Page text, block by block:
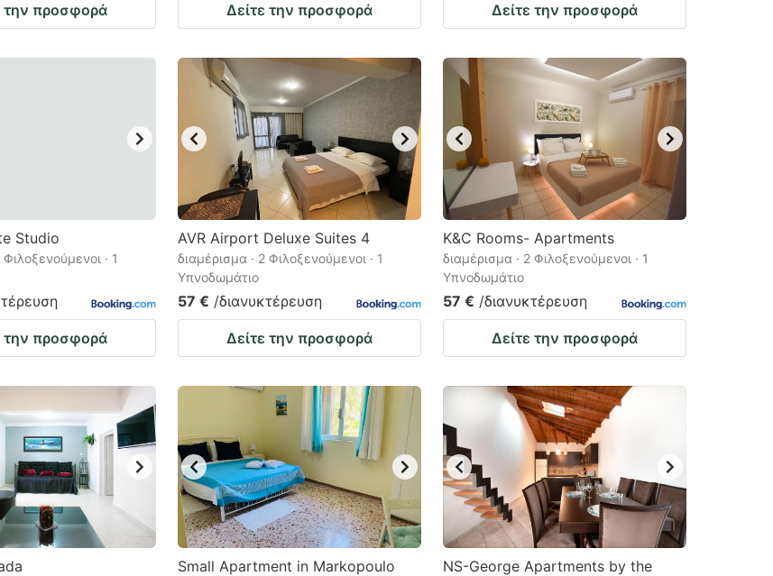
την προσφορά Δείτε την προσφορά Δείτε την προσφορά
Studio
· 1
την προσφορά
AVR Airport Deluxe Suites 4
διαμέρισμα · 2 Φιλοξενούμενοι · 1
Υπνοδωμάτιο
57 € /διανυκτέρευση
Δείτε την προσφορά
K&C Rooms- Apartments
διαμέρισμα · 2 Φιλοξενούμενοι · 1
Υπνοδωμάτιο
57 € /διανυκτέρευση
Δείτε την προσφορά
Small Apartment in Markopoulo
NS-George Apartments by the